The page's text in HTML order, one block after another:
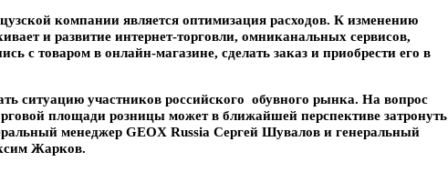
компании является оптимизация расходов. К изменению
и развитие интернет-торговли, омниканальных сервисов,
с товаром в онлайн-магазине, сделать заказ и приобрести его в
ситуацию участников российского обувного рынка. На вопрос
площади розницы может в ближайшей перспективе затронуть
менеджер GEOX Russia Сергей Шувалов и генеральный
Жарков.